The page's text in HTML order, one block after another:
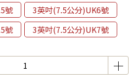
號
3英吋(7.5公分)UK6號
號
3英吋(7.5公分)UK7號